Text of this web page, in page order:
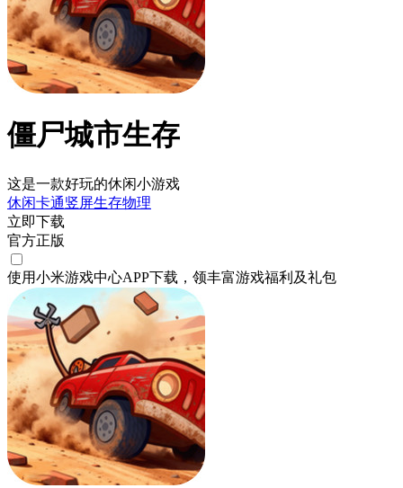
僵尸城市生存
这是一款好玩的休闲小游戏
休闲卡通竖屏生存物理
立即下载
官方正版
使用小米游戏中心APP下载 ，领丰富游戏福利 及礼包